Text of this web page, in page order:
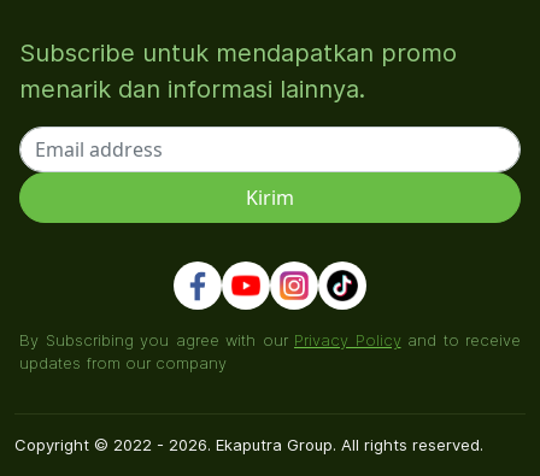
Subscribe untuk mendapatkan promo
menarik dan informasi lainnya.
By Subscribing you agree with our Privacy Policyand to receive
updates from our company
Copyright © 2022 - 2026. Ekaputra Group. All rights reserved.